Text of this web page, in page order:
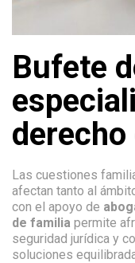
Bufete
Las cuestiones
afectan tanto al
con el apoyo de
de familia permite
seguridad jurídica y
soluciones